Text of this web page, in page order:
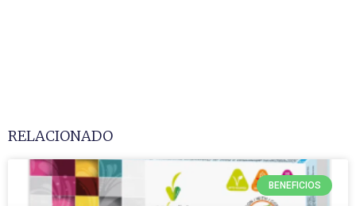
RELACIONADO
BENEFICIOS